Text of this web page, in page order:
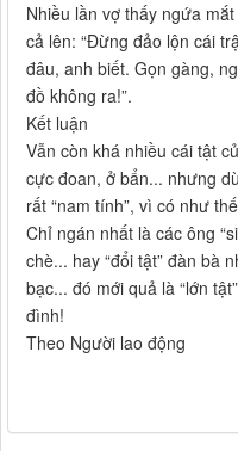
Nhiều lần vợ thấy ngứa
cả lên: “Đừng đảo lộn cái
đâu, anh biết. Gọn gàng,
đồ không ra!”.
Kết luận
Vẫn còn khá nhiều cái tật
cực đoan, ở bẩn... nhưng
rất “nam tính”, vì có như
Chỉ ngán nhất là các ông
chè... hay “đổi tật” đàn bà
bạc... đó mới quả là “lớn
đình!
Theo Người lao động